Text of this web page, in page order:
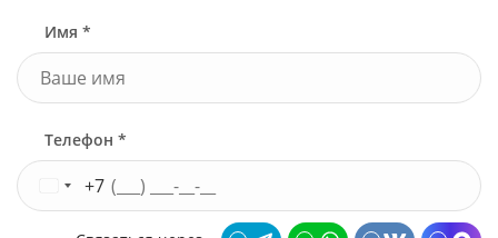
Имя *
Телефон *
+7